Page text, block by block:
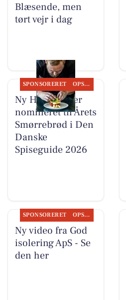
Blæsende, men
tørt vejr i dag
SPONSORERET OPSLAGSTAVLEN
Ny Hattenæs er
nomineret til Årets
Smørrebrød i Den
Danske
Spiseguide 2026
SPONSORERET OPSLAGSTAVLEN
Ny video fra God
isolering ApS - Se
den her